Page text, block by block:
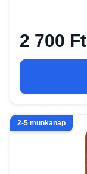
2 700 Ft
2-5 munkanap